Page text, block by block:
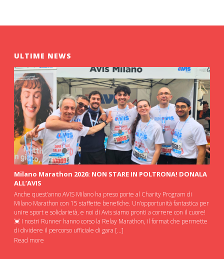
ULTIME NEWS
Milano Marathon 2026: NON STARE IN POLTRONA! DONALA
ALL’AVIS
Anche quest’anno AVIS Milano ha preso porte al Charity Program di
Milano Marathon con 15 staffette benefiche. Un’opportunità fantastica per
unire sport e solidarietà, e noi di Avis siamo pronti a correre con il cuore!
💓 I nostri Runner hanno corso la Relay Marathon, il format che permette
di dividere il percorso ufficiale di gara […]
Read more